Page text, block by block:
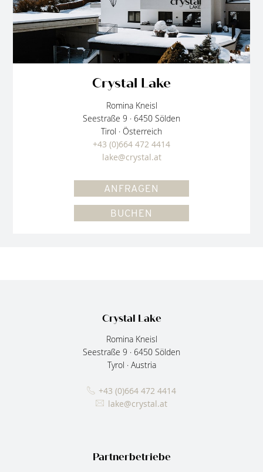
Crystal Lake
Romina Kneisl
Seestraße 9 · 6450 Sölden
Tirol · Österreich
+43 (0)664 472 4414
lake@crystal.at
ANFRAGEN
BUCHEN
Crystal Lake
Romina Kneisl
Seestraße 9 · 6450 Sölden
Tyrol · Austria
+43 (0)664 472 4414
lake@crystal.at
Partnerbetriebe